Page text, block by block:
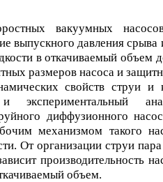
вакуумных
выпускного давления
в откачиваемый объем
размеров насоса и
свойств струи и
экспериментальный
диффузионного
механизмом такого
От организации струи
производительность
объем.